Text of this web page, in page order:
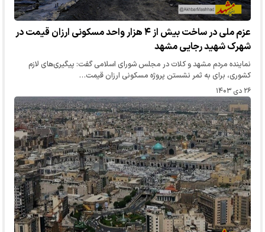
عزم ملی در ساخت بیش از ۴ هزار واحد مسکونی ارزان قیمت در
شهرک شهید رجایی مشهد
نماینده مردم مشهد و کلات در مجلس شورای اسلامی گفت: پیگیری‌های لازم
کشوری، برای به ثمر نشستن پروژه مسکونی ارزان قیمت…
۲۶ دی ۱۴۰۳